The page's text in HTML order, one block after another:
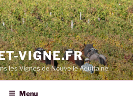
VIGNE.FR
les Vignes de Nouvelle Aquitaine
Menu